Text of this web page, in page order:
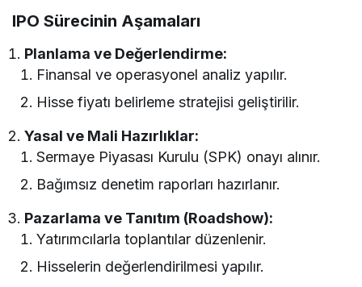
IPO Sürecinin Aşamaları
Planlama ve Değerlendirme:
Finansal ve operasyonel analiz yapılır.
Hisse fiyatı belirleme stratejisi geliştirilir.
Yasal ve Mali Hazırlıklar:
Sermaye Piyasası Kurulu (SPK) onayı alınır.
Bağımsız denetim raporları hazırlanır.
Pazarlama ve Tanıtım (Roadshow):
Yatırımcılarla toplantılar düzenlenir.
Hisselerin değerlendirilmesi yapılır.